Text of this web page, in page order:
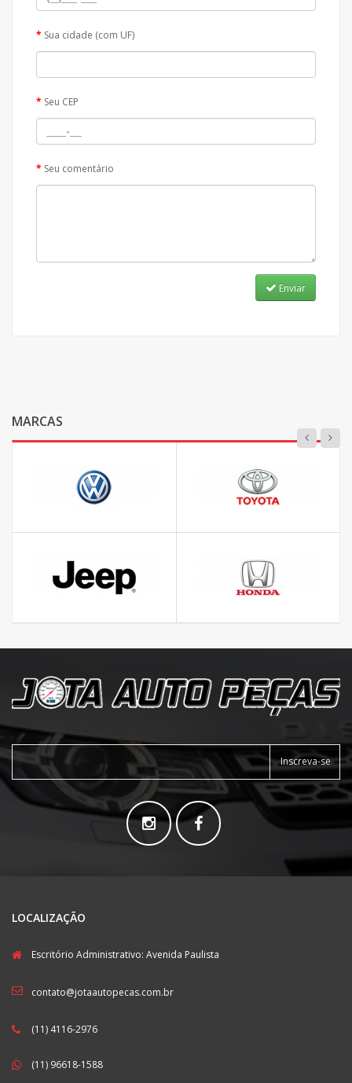
Sua cidade (com UF)
Seu CEP
Seu comentário
Enviar
MARCAS
Inscreva-se
LOCALIZAÇÃO
Escritório Administrativo: Avenida Paulista
contato@jotaautopecas.com.br
(11) 4116-2976
(11) 96618-1588